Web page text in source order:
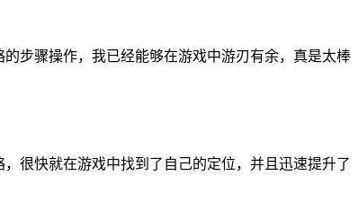
步骤操作，我已经能够在游戏中游刃有余，真是太棒
很快就在游戏中找到了自己的定位，并且迅速提升了